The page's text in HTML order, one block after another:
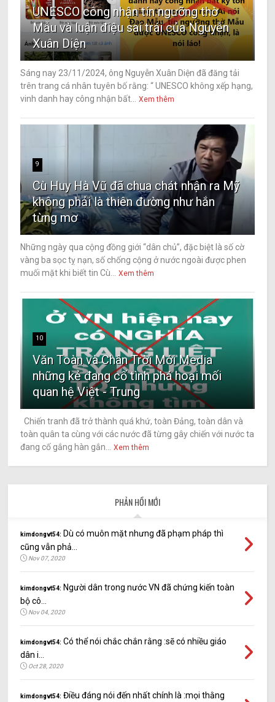
UNESCO công nhận tín ngưỡng thờ
Mẫu và luận điệu sai trái của Nguyễn
Xuân Diện
Sáng nay 23/11/2024, ông Nguyễn Xuân Diện đã đăng tải
trên trang cá nhân tuyên bố rằng: “ UNESCO không xếp hạng,
vinh danh hay công nhận bất...
Xem thêm
9
Cù Huy Hà Vũ đã chua chát nhận ra Mỹ
không phải là thiên đường như hắn
từng mơ
Những ngày qua cộng đồng giới “dân chủ”, đặc biệt là số cờ
vàng ba sọc tỵ nạn, số chống cộng ở nước ngoài được phen
muối mặt khi biết tin Cù...
Xem thêm
10
Văn Toàn và Chân Trời Mới Media
những kẻ đang cố tình phá hoại mối
quan hệ Việt - Trung
Chiến tranh đã trở thành quá khứ, toàn Đảng, toàn dân và
toàn quân ta cùng với các nước đã từng gây chiến với nước ta
đang cố gắng hàn gắn...
Xem thêm
PHẢN HỒI MỚI
kimdongvt54: Dù có muôn mặt nhưng đã phạm pháp thì
cũng vẫn phả...
Nov 07, 2020
kimdongvt54: Người dân trong nước VN đã chứng kiến toàn
bộ cô...
Nov 04, 2020
kimdongvt54: Có thể nói chắc chắn rằng :sẽ có nhiều giáo
dân i...
Oct 28, 2020
kimdongvt54: Điều đáng nói đến nhất chính là :mọi thằng